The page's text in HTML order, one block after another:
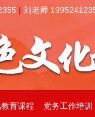
| 刘老师
育课程 党务工作培训